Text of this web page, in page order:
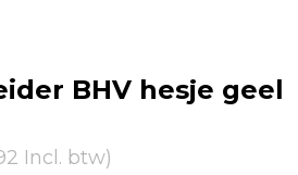
BHV hesje geel
Incl. btw)